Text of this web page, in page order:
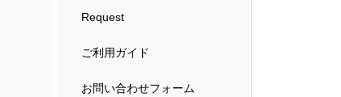
Request
ご利用ガイド
お問い合わせフォーム